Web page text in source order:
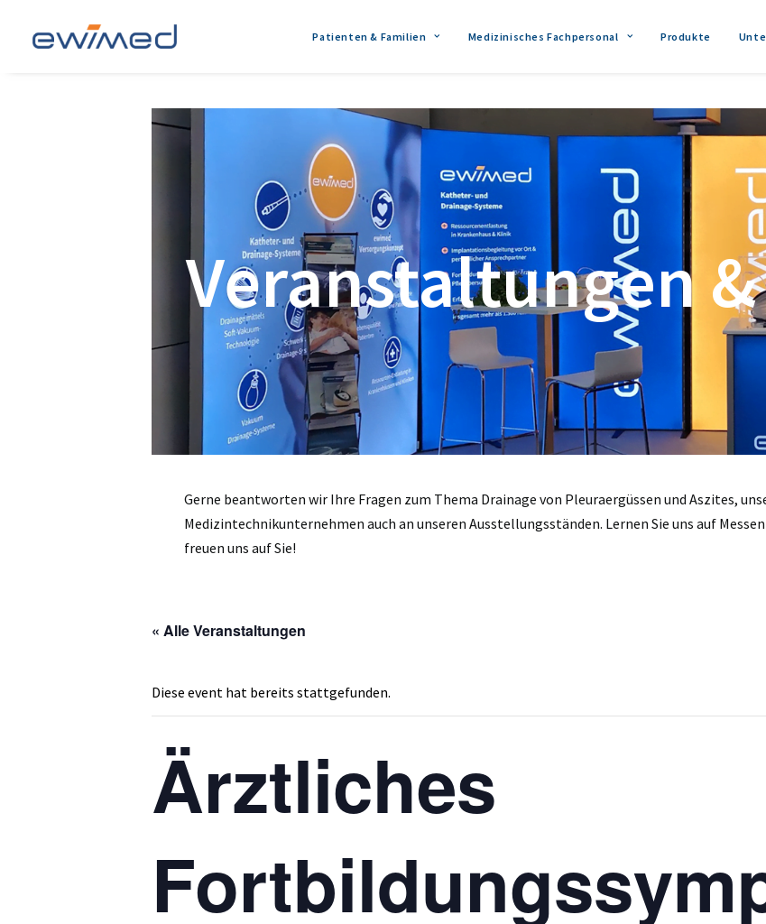
Patienten & Familien Medizinisches Fachpersonal Produkte
Veranstaltungen
Gerne beantworten wir Ihre Fragen zum Thema Drainage von Pleuraergüssen und Aszites,
Medizintechnikunternehmen auch an unseren Ausstellungsständen. Lernen Sie uns auf
freuen uns auf Sie!
« Alle Veranstaltungen
Diese event hat bereits stattgefunden.
Ärztliches